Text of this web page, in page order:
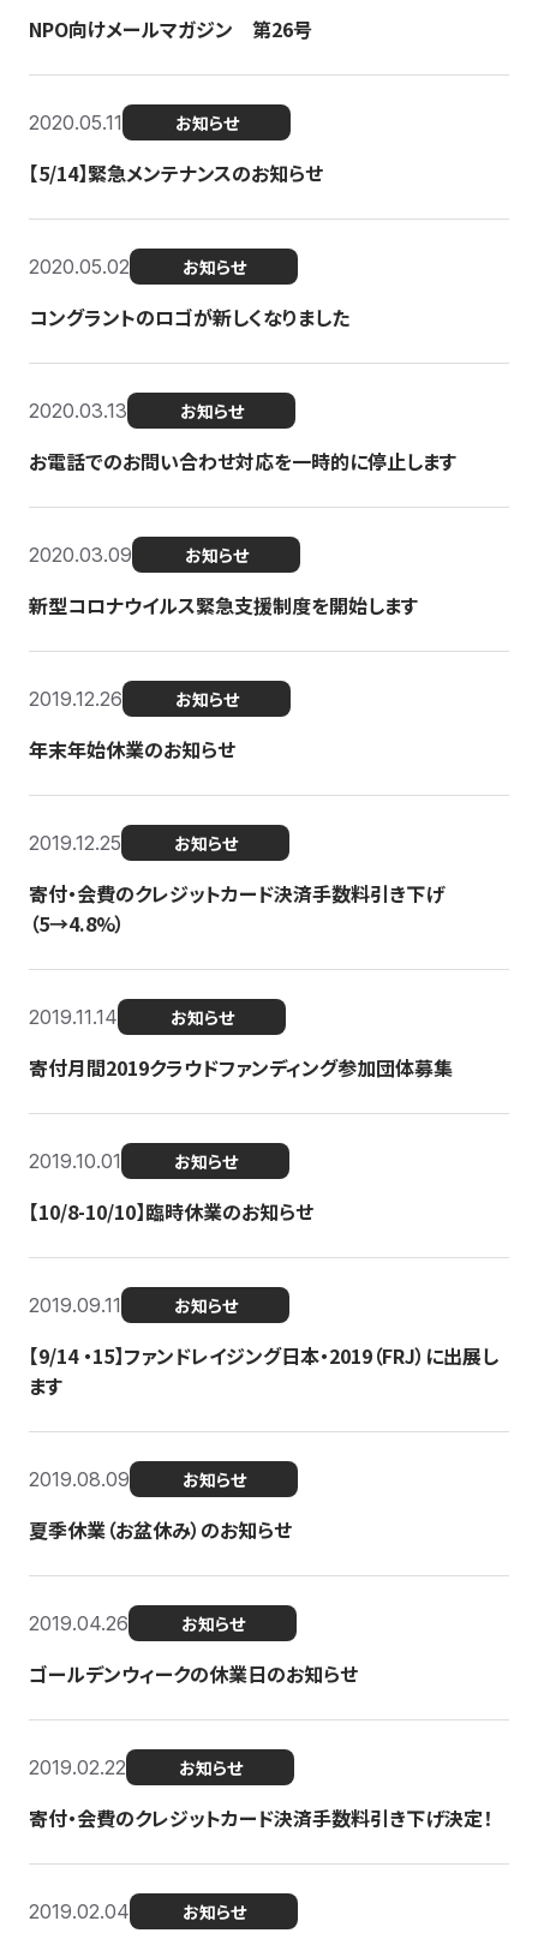
NPO向けメールマガジン 第26号
2020.05.11 お知らせ
【5/14】緊急メンテナンスのお知らせ
2020.05.02 お知らせ
コングラントのロゴが新しくなりました
2020.03.13 お知らせ
お電話でのお問い合わせ対応を一時的に停止します
2020.03.09 お知らせ
新型コロナウイルス緊急支援制度を開始します
2019.12.26 お知らせ
年末年始休業のお知らせ
2019.12.25 お知らせ
寄付・会費のクレジットカード決済手数料引き下げ
（5→4.8%）
2019.11.14 お知らせ
寄付月間2019クラウドファンディング参加団体募集
2019.10.01 お知らせ
【10/8-10/10】臨時休業のお知らせ
2019.09.11 お知らせ
【9/14 ・15】ファンドレイジング日本・2019（FRJ）に出展し
ます
2019.08.09 お知らせ
夏季休業（お盆休み）のお知らせ
2019.04.26 お知らせ
ゴールデンウィークの休業日のお知らせ
2019.02.22 お知らせ
寄付・会費のクレジットカード決済手数料引き下げ決定！
2019.02.04 お知らせ